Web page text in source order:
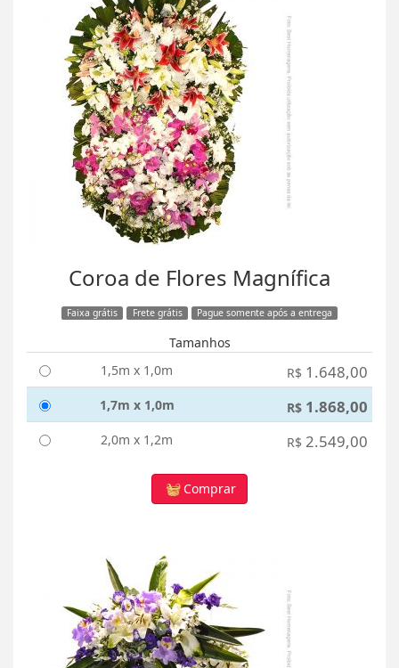
Coroa de Flores Magnífica
Faixa grátis Frete grátis Pague somente após a entrega
Tamanhos
1,5m x 1,0m
R$ 1.648,00
1,7m x 1,0m R$ 1.868,00
2,0m x 1,2m R$ 2.549,00
Comprar